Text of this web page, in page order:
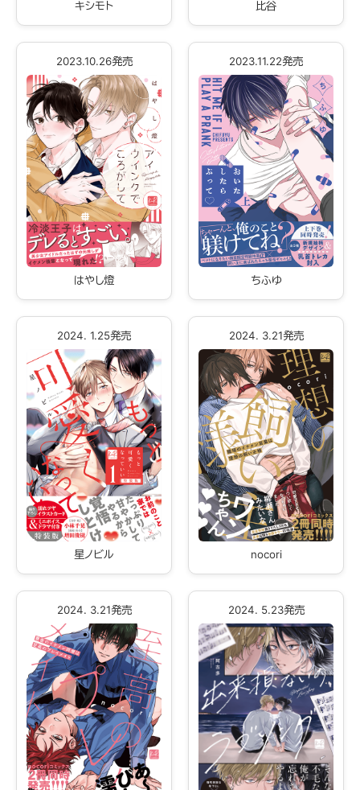
キシモト 比谷
2023.10.26発売
はやし燈
2023.11.22発売
ちふゆ
2024. 1.25発売
星ノビル
2024. 3.21発売
nocori
2024. 3.21発売 2024. 5.23発売